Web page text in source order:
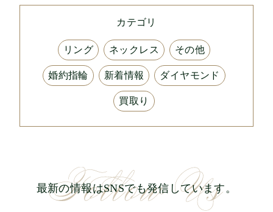
カテゴリ
リング ネックレス その他
婚約指輪 新着情報 ダイヤモンド
買取り
最新の情報はSNSでも発信しています。